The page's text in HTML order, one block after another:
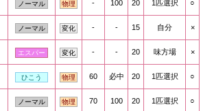
ノーマル 物理 - 100 20 1匹選択 ○
ノーマル 変化 - - 15 自分 ×
エスパー 変化 - - 20 味方場 ×
ひこう 物理 60 必中 20 1匹選択 ○
ノーマル 物理 70 100 20 1匹選択 ○